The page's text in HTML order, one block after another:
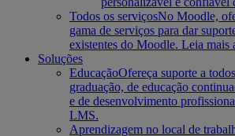
Todos os serviçosNo Moodle,
gama de serviços para dar
existentes do Moodle. Leia mais
Soluções
EducaçãoOfereça suporte a
graduação, de educação
e de desenvolvimento
LMS.
Aprendizagem no local de